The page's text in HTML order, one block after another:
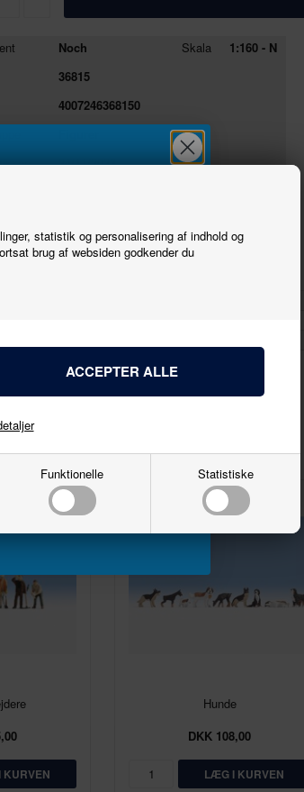
statistik og personalisering af indhold og
brug af websiden godkender du
Funktionelle Statistiske
Noch
36815
4007246368150
24/11/2023
Skala 1:160 - N
Hunde
DKK 108,00